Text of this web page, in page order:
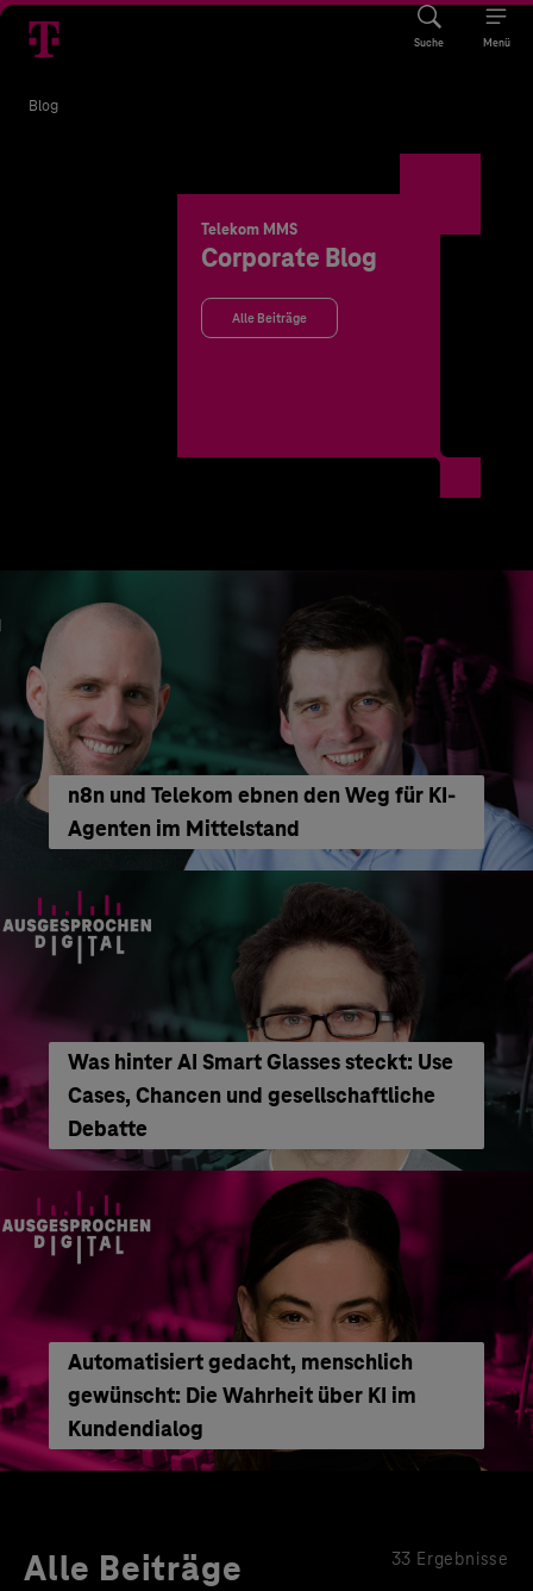
Suche Menü
Blog
Telekom MMS
Corporate Blog
Alle Beiträge
n8n und Telekom ebnen den Weg für KI-
Agenten im Mittelstand
Was hinter AI Smart Glasses steckt: Use
Cases, Chancen und gesellschaftliche
Debatte
Automatisiert gedacht, menschlich
gewünscht: Die Wahrheit über KI im
Kundendialog
Alle Beiträge 33 Ergebnisse